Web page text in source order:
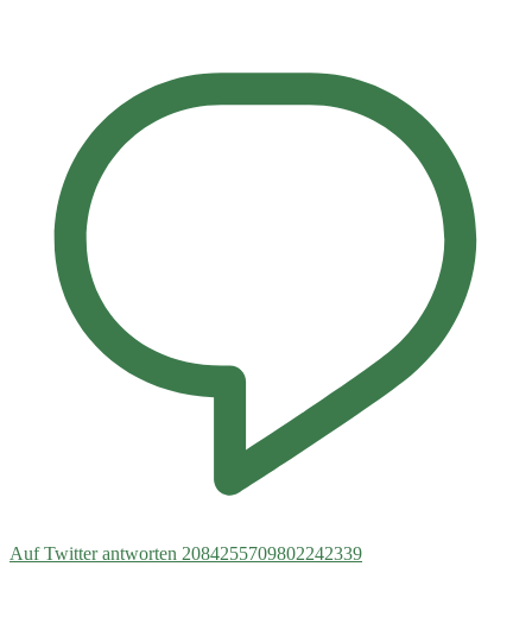
Auf Twitter antworten 2084255709802242339